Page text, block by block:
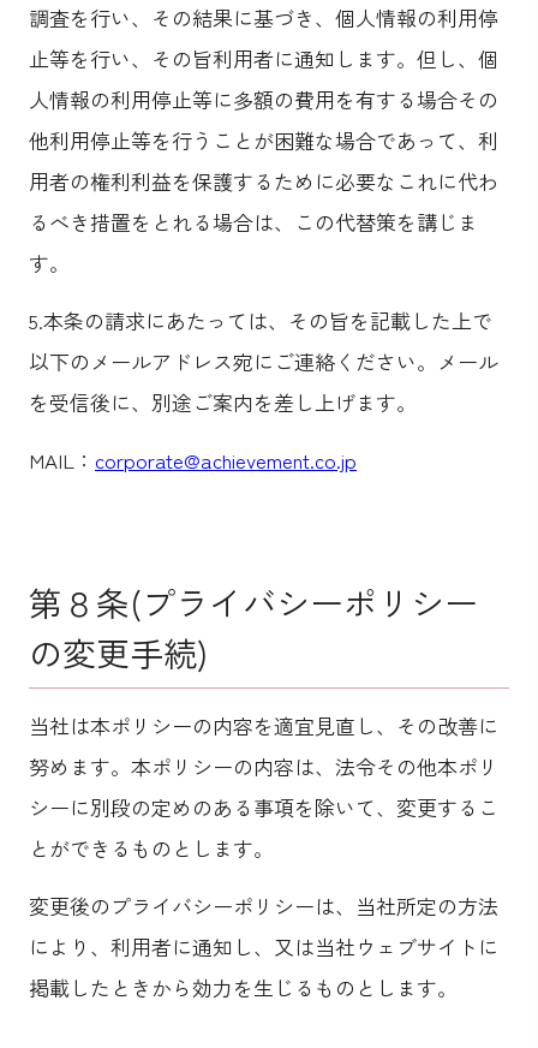
調査を行い、その結果に基づき、個人情報の利用停
止等を行い、その旨利用者に通知します。但し、個
人情報の利用停止等に多額の費用を有する場合その
他利用停止等を行うことが困難な場合であって、利
用者の権利利益を保護するために必要なこれに代わ
るべき措置をとれる場合は、この代替策を講じま
す。
5.本条の請求にあたっては、その旨を記載した上で
以下のメールアドレス宛にご連絡ください。メール
を受信後に、別途ご案内を差し上げます。
MAIL： corporate@achievement.co.jp
第８条(プライバシーポリシー
の変更手続)
当社は本ポリシーの内容を適宜見直し、その改善に
努めます。本ポリシーの内容は、法令その他本ポリ
シーに別段の定めのある事項を除いて、変更するこ
とができるものとします。
変更後のプライバシーポリシーは、当社所定の方法
により、利用者に通知し、又は当社ウェブサイトに
掲載したときから効力を生じるものとします。